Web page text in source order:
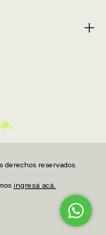
｡
derechos reservados.
ingresá acá.